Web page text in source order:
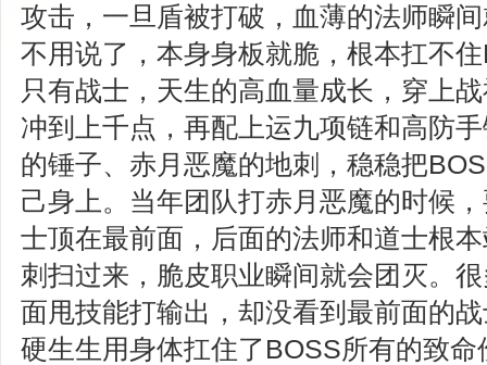
攻击，一旦盾被打破，血薄的法师瞬
不用说了，本身身板就脆，根本扛不
只有战士，天生的高血量成长，穿上
冲到上千点，再配上运九项链和高防
的锤子、赤月恶魔的地刺，稳稳把
己身上。当年团队打赤月恶魔的时候
士顶在最前面，后面的法师和道士根
刺扫过来，脆皮职业瞬间就会团灭。
面甩技能打输出，却没看到最前面的
硬生生用身体扛住了BOSS所有的致